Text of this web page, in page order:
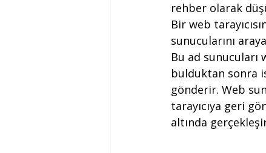
rehber olarak
Bir web
sunucularını
Bu ad sunucuları
bulduktan sonra
gönderir. Web
tarayıcıya geri
altında